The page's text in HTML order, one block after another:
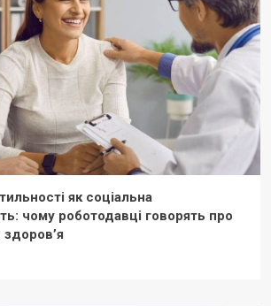
як соціальна
чому роботодавці говорять про